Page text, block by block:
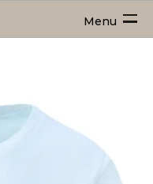
Menu